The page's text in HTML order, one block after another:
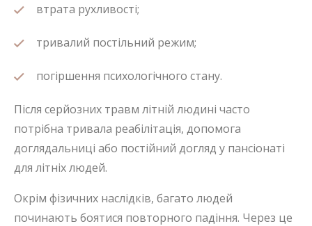
втрата рухливості;
тривалий постільний режим;
погіршення психологічного стану.
Після серйозних травм літній людині часто
потрібна тривала реабілітація, допомога
доглядальниці або постійний догляд у пансіонаті
для літніх людей.
Окрім фізичних наслідків, багато людей
починають боятися повторного падіння. Через це